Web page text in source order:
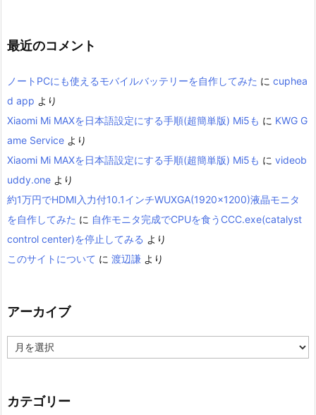
最近のコメント
ノートPCにも使えるモバイルバッテリーを自作してみた に cuphea
d app より
Xiaomi Mi MAXを日本語設定にする手順(超簡単版) Mi5も に KWG G
ame Service より
Xiaomi Mi MAXを日本語設定にする手順(超簡単版) Mi5も に videob
uddy.one より
約1万円でHDMI入力付10.1インチWUXGA(1920×1200)液晶モニタ
を自作してみた に 自作モニタ完成でCPUを食うCCC.exe(catalyst
control center)を停止してみる より
このサイトについて に 渡辺謙 より
アーカイブ
ー
ブ
カテゴリー